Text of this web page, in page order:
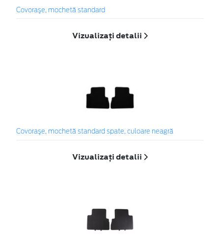
Covoraşe, mochetă standard
Vizualizați detalii
Covoraşe, mochetă standard spate, culoare neagră
Vizualizați detalii